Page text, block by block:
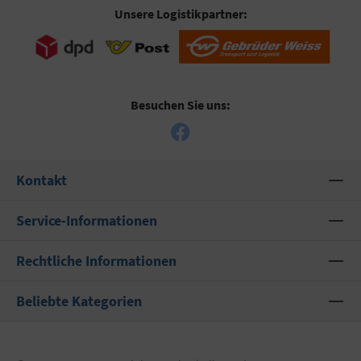
Unsere Logistikpartner:
Besuchen Sie uns:
Kontakt
Service-Informationen
Rechtliche Informationen
Beliebte Kategorien